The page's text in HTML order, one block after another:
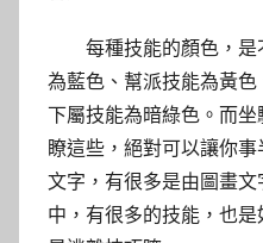
每種技能的顏色，
為藍色、幫派技能為黃色
下屬技能為暗綠色。而
瞭這些，絕對可以讓你
文字，有很多是由圖畫
中，有很多的技能，也